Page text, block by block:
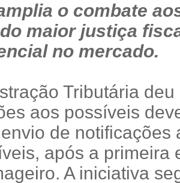
o combate
maior justiça
no mercado.
Tributária
aos possíveis
de notificações
após a primeira
A iniciativa